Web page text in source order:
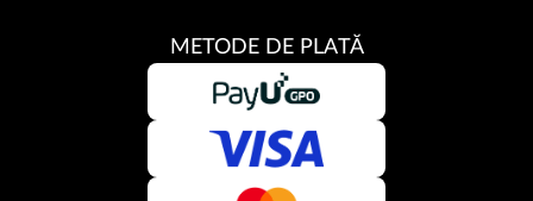
METODE DE PLATĂ